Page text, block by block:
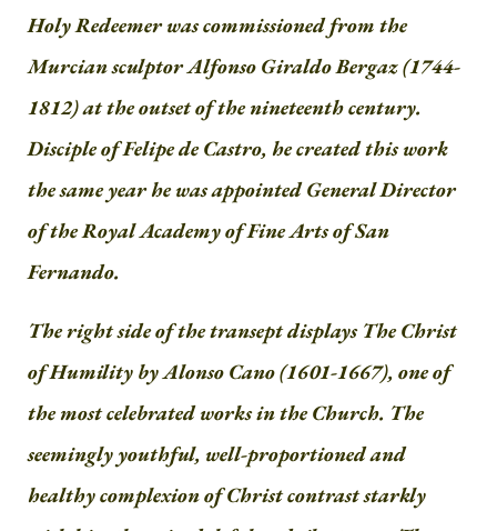
Holy Redeemer was commissioned from the
Murcian sculptor Alfonso Giraldo Bergaz (1744-
1812) at the outset of the nineteenth century.
Disciple of Felipe de Castro, he created this work
the same year he was appointed General Director
of the Royal Academy of Fine Arts of San
Fernando.
The right side of the transept displays The Christ
of Humility by Alonso Cano (1601-1667), one of
the most celebrated works in the Church. The
seemingly youthful, well-proportioned and
healthy complexion of Christ contrast starkly